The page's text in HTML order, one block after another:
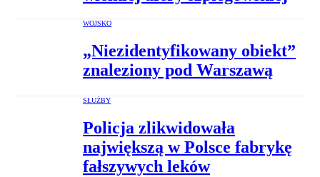
WOJSKO
„Niezidentyfikowany obiekt”
znaleziony pod Warszawą
SŁUŻBY
Policja zlikwidowała
największą w Polsce fabrykę
fałszywych leków